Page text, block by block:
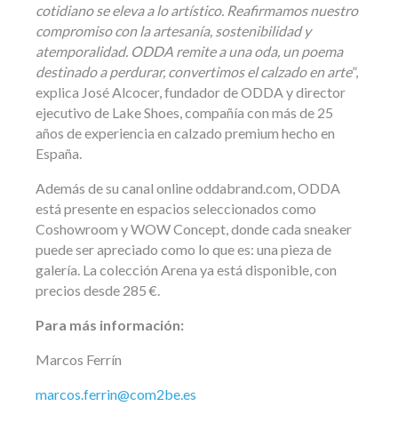
cotidiano se eleva a lo artístico. Reafirmamos nuestro
compromiso con la artesanía, sostenibilidad y
atemporalidad. ODDA remite a una oda, un poema
destinado a perdurar, convertimos el calzado en arte”,
explica José Alcocer, fundador de ODDA y director
ejecutivo de Lake Shoes, compañía con más de 25
años de experiencia en calzado premium hecho en
España.
Además de su canal online oddabrand.com, ODDA
está presente en espacios seleccionados como
Coshowroom y WOW Concept, donde cada sneaker
puede ser apreciado como lo que es: una pieza de
galería. La colección Arena ya está disponible, con
precios desde 285 €.
Para más información:
Marcos Ferrín
marcos.ferrin@com2be.es